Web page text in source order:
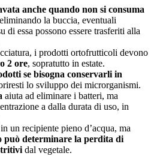
anche quando non si consuma
la buccia, eventuali
di essa possono essere trasferiti alla
i prodotti ortofrutticoli devono
2 ore, sopratutto in estate.
se bisogna conservarli in
lo sviluppo dei microrganismi.
aiuta ad eliminare i batteri, ma
a dalla durata di uso, in
un recipiente pieno d’acqua, ma
può determinare la perdita di
dal vegetale.